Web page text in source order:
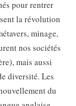
pour rentrer
la révolution
minage,
nos sociétés
mais aussi
diversité. Les
du